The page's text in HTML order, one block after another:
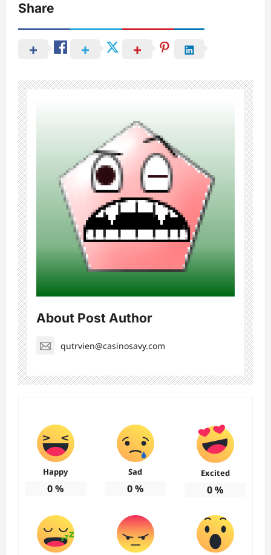
Share
About Post Author
qutrvien@casinosavy.com
Happy
0%
Sad
0%
Excited
0%